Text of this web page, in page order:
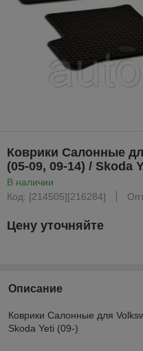
Коврики Салонные
(05-09, 09-14) / Skoda
В наличии
Код: [214505][216284]
Цену уточняйте
Описание
Коврики Салонные для
Skoda Yeti (09-)